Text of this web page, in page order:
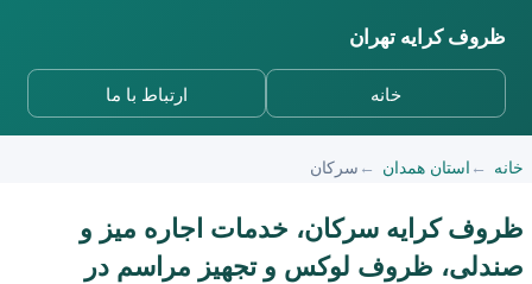
ظروف کرایه تهران
خانه ارتباط با ما
خانه استان همدان سرکان
ظروف کرایه سرکان، خدمات اجاره میز و
صندلی، ظروف لوکس و تجهیز مراسم در